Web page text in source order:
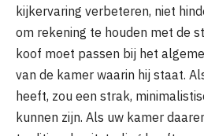
kijkervaring verbeteren, niet
om rekening te houden met de
koof moet passen bij het
van de kamer waarin hij staat.
heeft, zou een strak,
kunnen zijn. Als uw kamer